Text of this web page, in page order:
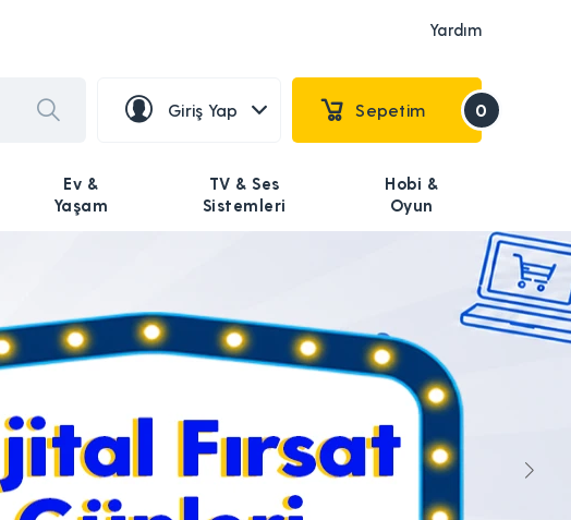
Yardım
Giriş Yap Sepetim 0
Ev &
Yaşam
TV & Ses
Sistemleri
Hobi &
Oyun